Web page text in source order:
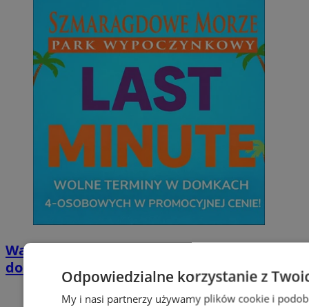
Wakacyjny wypoczynek nad Bałtykiem w
domkach Szmaragdowe Morze
Odpowiedzialne korzystanie z
My i nasi partnerzy używamy plików cookie i